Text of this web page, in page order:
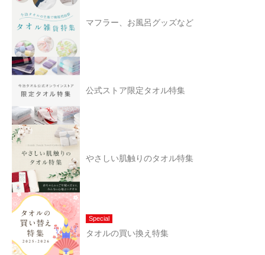
マフラー、お風呂グッズなど
公式ストア限定タオル特集
やさしい肌触りのタオル特集
Special
タオルの買い換え特集